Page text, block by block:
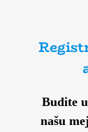
Budite
našu